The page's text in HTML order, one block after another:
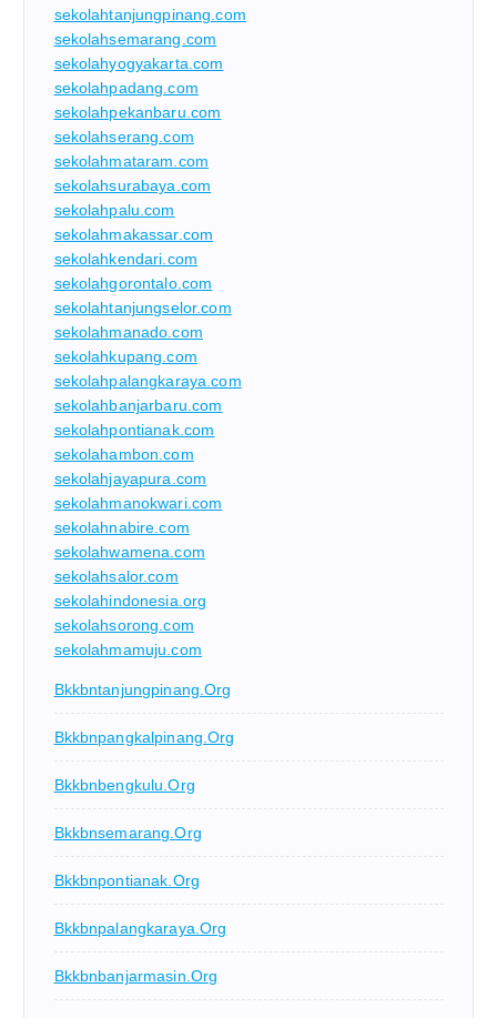
sekolahtanjungpinang.com
sekolahsemarang.com
sekolahyogyakarta.com
sekolahpadang.com
sekolahpekanbaru.com
sekolahserang.com
sekolahmataram.com
sekolahsurabaya.com
sekolahpalu.com
sekolahmakassar.com
sekolahkendari.com
sekolahgorontalo.com
sekolahtanjungselor.com
sekolahmanado.com
sekolahkupang.com
sekolahpalangkaraya.com
sekolahbanjarbaru.com
sekolahpontianak.com
sekolahambon.com
sekolahjayapura.com
sekolahmanokwari.com
sekolahnabire.com
sekolahwamena.com
sekolahsalor.com
sekolahindonesia.org
sekolahsorong.com
sekolahmamuju.com
Bkkbntanjungpinang.org
Bkkbnpangkalpinang.org
Bkkbnbengkulu.org
Bkkbnsemarang.org
Bkkbnpontianak.org
Bkkbnpalangkaraya.org
Bkkbnbanjarmasin.org